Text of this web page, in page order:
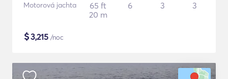
Motorová jachta
65 ft
20 m
6 3 3
$3,215 /noc